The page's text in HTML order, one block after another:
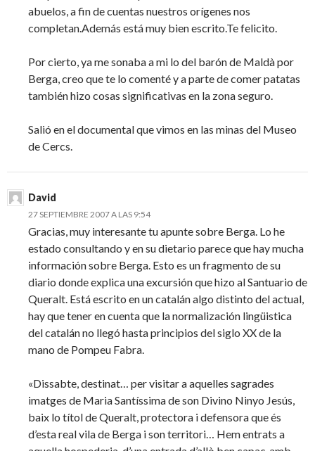
abuelos, a fin de cuentas nuestros orígenes nos
completan.Además está muy bien escrito.Te felicito.
Por cierto, ya me sonaba a mi lo del barón de Maldà por
Berga, creo que te lo comenté y a parte de comer patatas
también hizo cosas significativas en la zona seguro.
Salió en el documental que vimos en las minas del Museo
de Cercs.
David
27 SEPTIEMBRE 2007 A LAS 9:54
Gracias, muy interesante tu apunte sobre Berga. Lo he
estado consultando y en su dietario parece que hay mucha
información sobre Berga. Esto es un fragmento de su
diario donde explica una excursión que hizo al Santuario de
Queralt. Está escrito en un catalán algo distinto del actual,
hay que tener en cuenta que la normalización lingüistica
del catalán no llegó hasta principios del siglo XX de la
mano de Pompeu Fabra.
«Dissabte, destinat… per visitar a aquelles sagrades
imatges de Maria Santíssima de son Divino Ninyo Jesús,
baix lo títol de Queralt, protectora i defensora que és
d’esta real vila de Berga i son territori… Hem entrats a